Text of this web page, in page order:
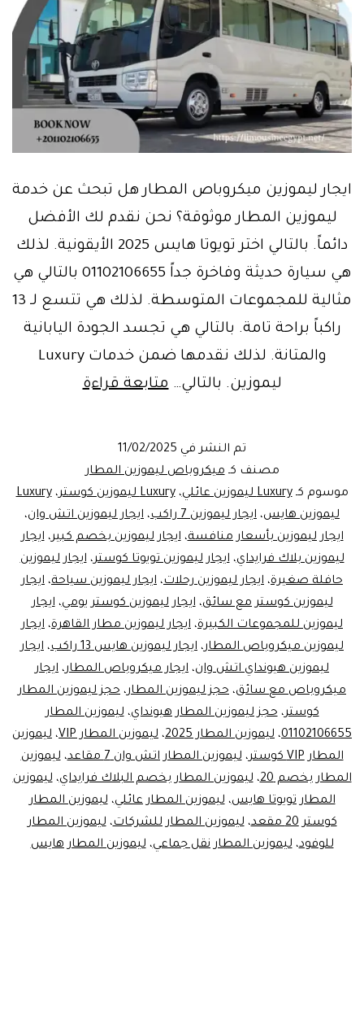
ايجار ليموزين ميكروباص المطار هل تبحث عن خدمة
ليموزين المطار موثوقة؟ نحن نقدم لك الأفضل
دائماً. بالتالي اختر تويوتا هايس 2025 الأيقونية. لذلك
هي سيارة حديثة وفاخرة جداً 01102106655 بالتالي هي
مثالية للمجموعات المتوسطة. لذلك هي تتسع لـ 13
راكباً براحة تامة. بالتالي هي تجسد الجودة اليابانية
والمتانة. لذلك نقدمها ضمن خدمات Luxury
ليموزين. بالتالي…متابعة قراءةخصم
احجز
ليموزين
المطار
الفاخر
الآن
تم النشر في 11/02/2025
مصنف كـميكروباص ليموزين المطار
موسوم كـLuxury ليموزين عائلي ،Luxury ليموزين كوستر ،Luxury
ليموزين هايس، ايجار ليموزين 7 راكب ، ايجار ليموزين اتش وان،
ايجار ليموزين بأسعار منافسة،ايجار ليموزين بخصم كبير،ايجار
ليموزين بلاك فرايداي،ايجار ليموزين تويوتا كوستر،ايجار ليموزين
حافلة صغيرة، ايجار ليموزين رحلات، ايجار ليموزين سياحة، ايجار
ليموزين كوستر مع سائق،ايجار ليموزين كوستر يومي،ايجار
ليموزين للمجموعات الكبيرة، ايجار ليموزين مطار القاهرة، ايجار
ليموزين ميكروباص المطار، ايجار ليموزين هايس 13 راكب ، ايجار
ليموزين هيونداي اتش وان، ايجار ميكروباص المطار، ايجار
ميكروباص مع سائق، حجز ليموزين المطار، حجز ليموزين المطار
كوستر،حجز ليموزين المطار هيونداي،ليموزين المطار
01102106655، ليموزين المطار 2025 ، ليموزين المطار VIP ، ليموزين
المطار VIP كوستر
،ليموزين المطار اتش وان 7 مقاعد ،ليموزين
المطار بخصم 20
،ليموزين المطار بخصم البلاك فرايداي،ليموزين
المطار تويوتا هايس،ليموزين المطار عائلي،ليموزين المطار
كوستر 20 مقعد
،ليموزين المطار للشركات،ليموزين المطار
للوفود،ليموزين المطار نقل جماعي،ليموزين المطار هايس